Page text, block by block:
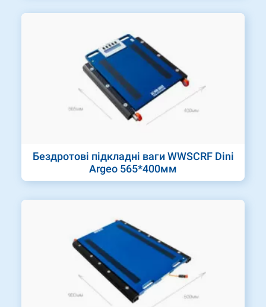
Бездротові підкладні ваги WWSCRF Dini
Argeo 565*400мм